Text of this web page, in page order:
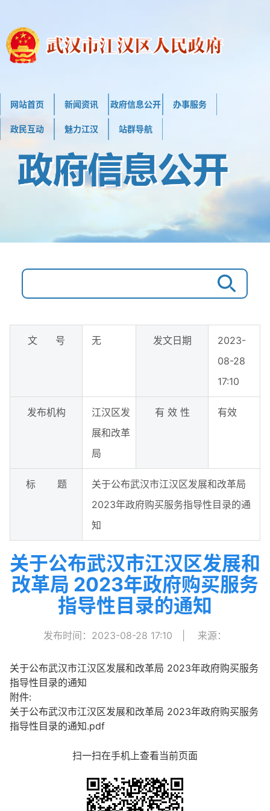
网站首页 新闻资讯 政府信息公开 办事服务
政民互动 魅力江汉 站群导航
文 号 无 发文日期
2023-
08-28
17:10
发布机构
江汉区发
展和改革
局
有 效 性 有效
标 题
关于公布武汉市江汉区发展和改革局
2023年政府购买服务指导性目录的通
知
关于公布武汉市江汉区发展和
改革局 2023年政府购买服务
指导性目录的通知
发布时间：2023-08-28 17:10 来源：
关于公布武汉市江汉区发展和改革局 2023年政府购买服务
指导性目录的通知
附件:
关于公布武汉市江汉区发展和改革局 2023年政府购买服务
指导性目录的通知.pdf
扫一扫在手机上查看当前页面